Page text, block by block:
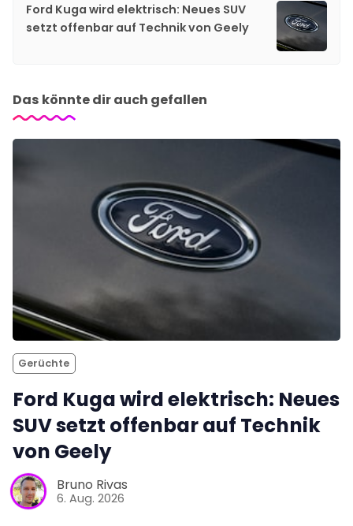
Ford Kuga wird elektrisch: Neues SUV
setzt offenbar auf Technik von Geely
Das könnte dir auch gefallen
Gerüchte
Ford Kuga wird elektrisch: Neues
SUV setzt offenbar auf Technik
von Geely
Bruno Rivas
6. Aug. 2026